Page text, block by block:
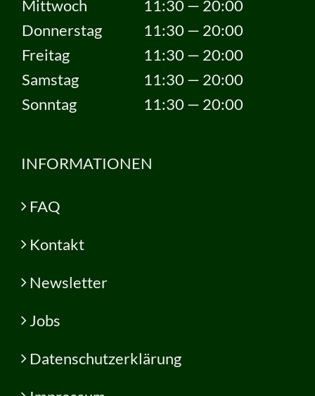
Mittwoch
11:30 — 20:00
Donnerstag
11:30 — 20:00
Freitag
11:30 — 20:00
Samstag
11:30 — 20:00
Sonntag
11:30 — 20:00
INFORMATIONEN
FAQ
Kontakt
Newsletter
Jobs
Datenschutzerklärung